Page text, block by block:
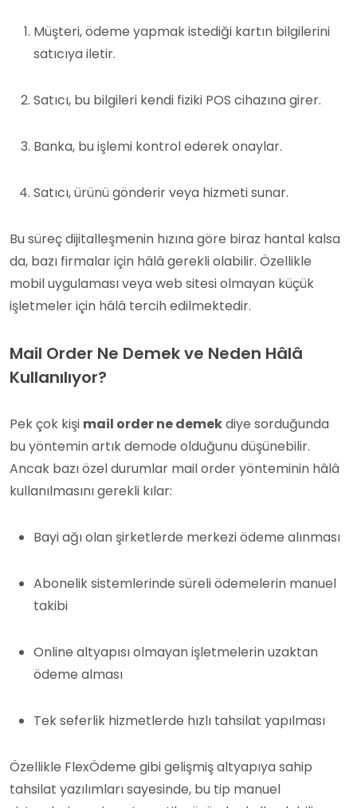
Müşteri, ödeme yapmak istediği kartın bilgilerini
satıcıya iletir.
Satıcı, bu bilgileri kendi fiziki POS cihazına girer.
Banka, bu işlemi kontrol ederek onaylar.
Satıcı, ürünü gönderir veya hizmeti sunar.
Bu süreç dijitalleşmenin hızına göre biraz hantal kalsa
da, bazı firmalar için hâlâ gerekli olabilir. Özellikle
mobil uygulaması veya web sitesi olmayan küçük
işletmeler için hâlâ tercih edilmektedir.
Mail Order Ne Demek ve Neden Hâlâ
Kullanılıyor?
Pek çok kişi mail order ne demekdiye sorduğunda
bu yöntemin artık demode olduğunu düşünebilir.
Ancak bazı özel durumlar mail order yönteminin hâlâ
kullanılmasını gerekli kılar:
Bayi ağı olan şirketlerde merkezi ödeme alınması
Abonelik sistemlerinde süreli ödemelerin manuel
takibi
Online altyapısı olmayan işletmelerin uzaktan
ödeme alması
Tek seferlik hizmetlerde hızlı tahsilat yapılması
Özellikle FlexÖdeme gibi gelişmiş altyapıya sahip
tahsilat yazılımları sayesinde, bu tip manuel